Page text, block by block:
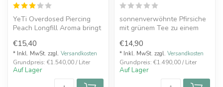
YeTi Overdosed Piercing
Peach Longfill Aroma bringt
gepress...
€15,40
* Inkl. MwSt. zzgl. Versandkosten
Grundpreis: €1.540,00 / Liter
Auf Lager
sonnenverwöhnte Pfirsiche
mit grünem Tee zu einem
Geschmackserlebnis,...
€14,90
* Inkl. MwSt. zzgl. Versandkosten
Grundpreis: €1.490,00 / Liter
Auf Lager